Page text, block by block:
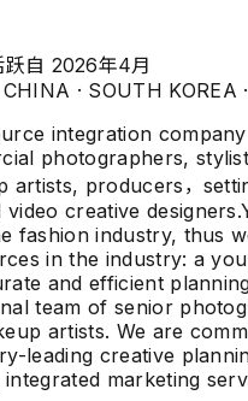
跃自 2026年4月
· SOUTH KOREA
integration
photographers,
artists, producers，
creative
fashion industry, thus
in the industry: a
and efficient
team of senior
artists. We are
leading creative
marketing